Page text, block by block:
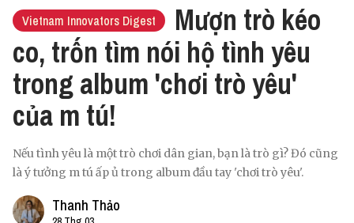
Vietnam Innovators Digest
Mượn trò kéo
co, trốn tìm nói hộ tình yêu
trong album 'chơi trò yêu'
của m tú!
Nếu tình yêu là một trò chơi dân gian, bạn là trò gì? Đó cũng
là ý tưởng m tú ấp ủ trong album đầu tay 'chơi trò yêu'.
Thanh Thảo